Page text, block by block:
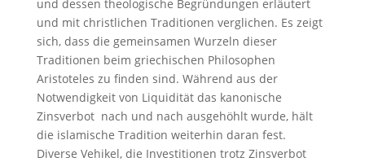
und dessen theologische Begründungen erläutert
und mit christlichen Traditionen verglichen. Es zeigt
sich, dass die gemeinsamen Wurzeln dieser
Traditionen beim griechischen Philosophen
Aristoteles zu finden sind. Während aus der
Notwendigkeit von Liquidität das kanonische
Zinsverbot nach und nach ausgehöhlt wurde, hält
die islamische Tradition weiterhin daran fest.
Diverse Vehikel, die Investitionen trotz Zinsverbot